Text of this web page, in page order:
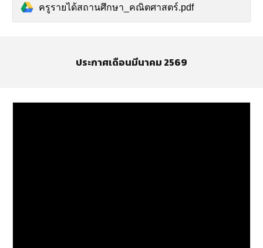
ครูรายได้สถานศึกษา_คณิตศาสตร์.pdf
ประกาศเดือนมีนาคม 2569